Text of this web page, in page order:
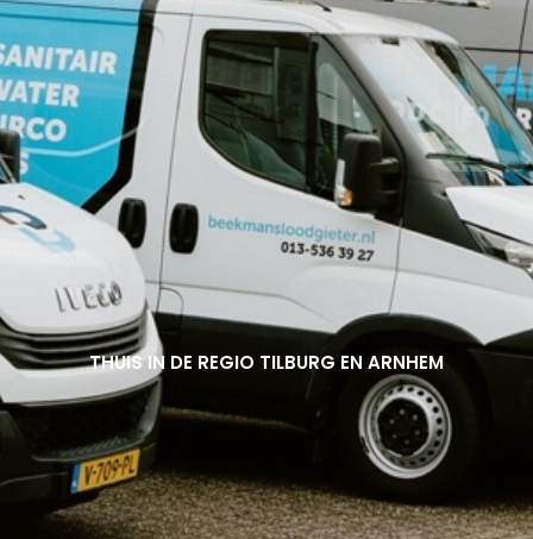
THUIS IN DE REGIO TILBURG EN ARNHEM
THUIS IN DE REGIO TILBURG EN ARNHEM
THUIS IN DE REGIO TILBURG EN ARNHEM